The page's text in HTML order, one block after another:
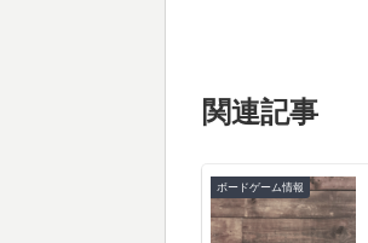
関連記事
ボードゲーム情報